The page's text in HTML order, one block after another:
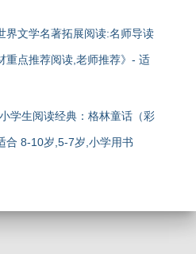
界文学名著拓展阅读:名师导读
重点推荐阅读,老师推荐》- 适
学生阅读经典：格林童话（彩
合 8-10岁,5-7岁,小学用书